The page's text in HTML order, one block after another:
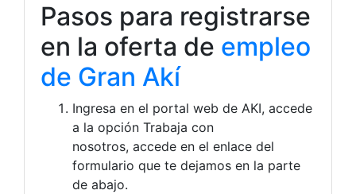
Pasos para registrarse
en la oferta de empleo
de Gran Akí
Ingresa en el portal web de AKI, accede
a la opción Trabaja con
nosotros, accede en el enlace del
formulario que te dejamos en la parte
de abajo.